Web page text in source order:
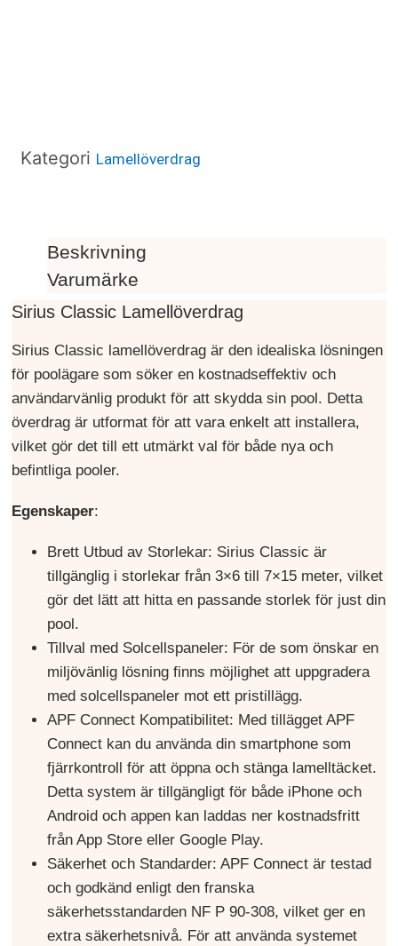
Kategori Lamellöverdrag
Beskrivning
Varumärke
Sirius Classic Lamellöverdrag
Sirius Classic lamellöverdrag är den idealiska lösningen
för poolägare som söker en kostnadseffektiv och
användarvänlig produkt för att skydda sin pool. Detta
överdrag är utformat för att vara enkelt att installera,
vilket gör det till ett utmärkt val för både nya och
befintliga pooler.
Egenskaper:
Brett Utbud av Storlekar: Sirius Classic är
tillgänglig i storlekar från 3×6 till 7×15 meter, vilket
gör det lätt att hitta en passande storlek för just din
pool.
Tillval med Solcellspaneler: För de som önskar en
miljövänlig lösning finns möjlighet att uppgradera
med solcellspaneler mot ett pristillägg.
APF Connect Kompatibilitet: Med tillägget APF
Connect kan du använda din smartphone som
fjärrkontroll för att öppna och stänga lamelltäcket.
Detta system är tillgängligt för både iPhone och
Android och appen kan laddas ner kostnadsfritt
från App Store eller Google Play.
Säkerhet och Standarder: APF Connect är testad
och godkänd enligt den franska
säkerhetsstandarden NF P 90-308, vilket ger en
extra säkerhetsnivå. För att använda systemet